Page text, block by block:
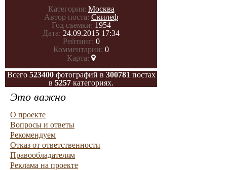
Категория: Москва
Автор поста: Скилеф
Год съемки: 1954
Дата: 24.09.2015 17:34
Рейтинг: 0
Комментарии: 0
Карта:
Всего 523400фотографий в 300781 постах
в 5257 категориях.
Это важно
О проекте
Вопросы и ответы
Рекомендуем
Отказ от ответственности
Правообладателям
Реклама на проекте